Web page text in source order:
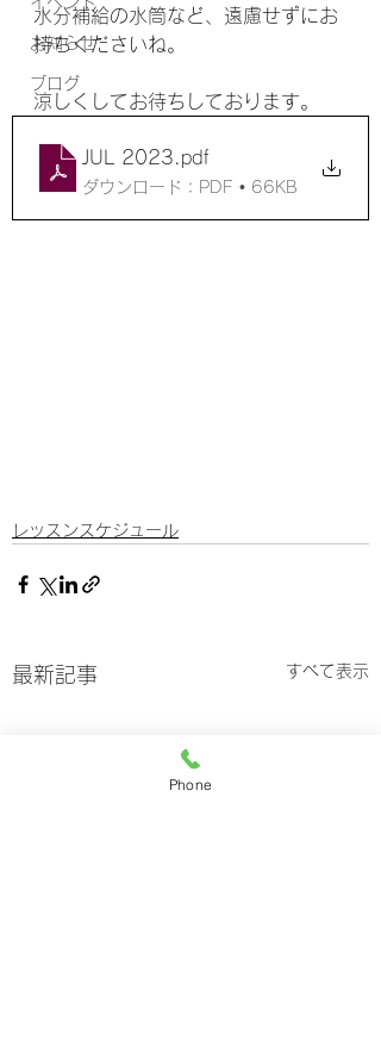
お知らせ
ブログ
水分補給の水筒など、遠慮せずにお
持ちくださいね。
涼しくしてお待ちしております。
JUL 2023 .pdf
ダウンロード：PDF • 66KB
レッスンスケジュール
最新記事 すべて表示
Phone